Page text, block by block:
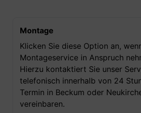
Montage
Klicken Sie diese Option an,
Montageservice in Anspruch
Hierzu kontaktiert Sie unser
telefonisch innerhalb von 24
Termin in Beckum oder
vereinbaren.